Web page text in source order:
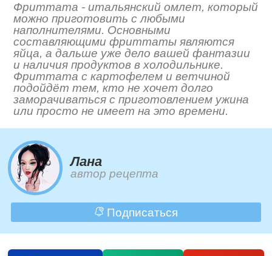
Фриттата - итальянский омлет, который
можно приготовить с любыми
наполнителями. Основными
составляющими фриттаты являются
яйца, а дальше уже дело вашей фантазии
и наличия продуктов в холодильнике.
Фриттата с картофелем и ветчиной
подойдёт тем, кто не хочет долго
заморачиваться с приготовлением ужина
или просто не имеет на это времени.
Лана
автор рецепта
Подписаться